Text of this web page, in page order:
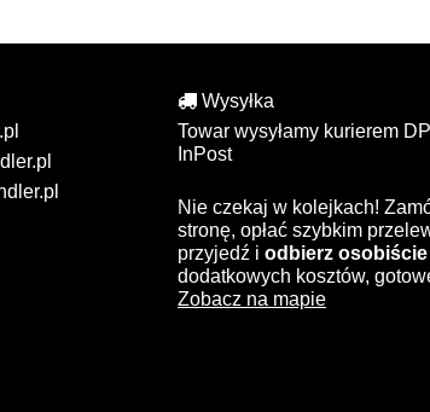
Wysyłka
Towar wysyłamy kurierem
InPost
Nie czekaj w kolejkach!
stronę, opłać szybkim
przyjedź i odbierz osobiście
dodatkowych kosztów,
Zobacz na mapie